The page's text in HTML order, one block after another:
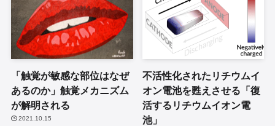
「触覚が敏感な部位はなぜ
あるのか」触覚メカニズム
が解明される
2021.10.15
不活性化されたリチウムイ
オン電池を甦えさせる「復
活するリチウムイオン電
池」